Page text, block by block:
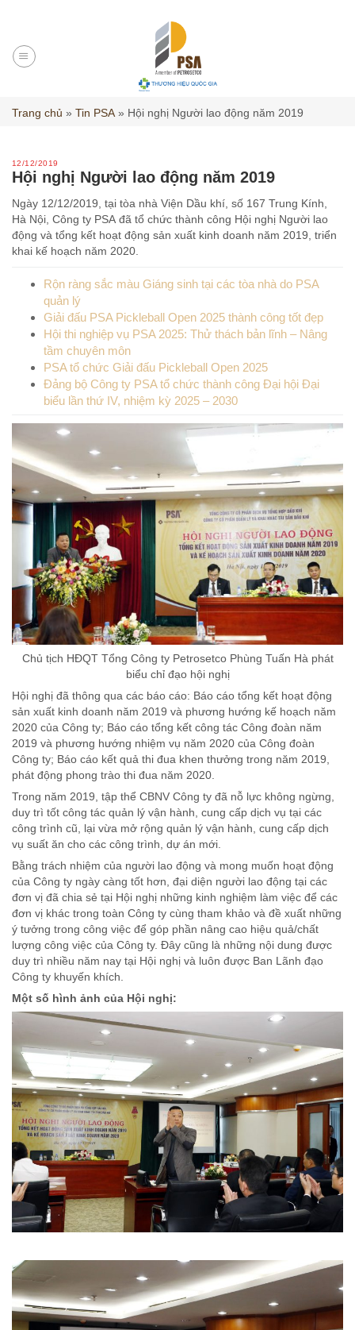
content
Trang chủ » Tin PSA » Hội nghị Người lao động năm 2019
12/12/2019
Hội nghị Người lao động năm 2019
Ngày 12/12/2019, tại tòa nhà Viện Dầu khí, số 167 Trung Kính,
Hà Nội, Công ty PSA đã tổ chức thành công Hội nghị Người lao
động và tổng kết hoạt động sản xuất kinh doanh năm 2019, triển
khai kế hoạch năm 2020.
Rộn ràng sắc màu Giáng sinh tại các tòa nhà do PSA
quản lý
Giải đấu PSA Pickleball Open 2025 thành công tốt đẹp
Hội thi nghiệp vụ PSA 2025: Thử thách bản lĩnh – Nâng
tầm chuyên môn
PSA tổ chức Giải đấu Pickleball Open 2025
Đảng bộ Công ty PSA tổ chức thành công Đại hội Đại
biểu lần thứ IV, nhiệm kỳ 2025 – 2030
Chủ tịch HĐQT Tổng Công ty Petrosetco Phùng Tuấn Hà phát
biểu chỉ đạo hội nghị
Hội nghị đã thông qua các báo cáo: Báo cáo tổng kết hoạt động
sản xuất kinh doanh năm 2019 và phương hướng kế hoạch năm
2020 của Công ty; Báo cáo tổng kết công tác Công đoàn năm
2019 và phương hướng nhiệm vụ năm 2020 của Công đoàn
Công ty; Báo cáo kết quả thi đua khen thưởng trong năm 2019,
phát động phong trào thi đua năm 2020.
Trong năm 2019, tập thể CBNV Công ty đã nỗ lực không ngừng,
duy trì tốt công tác quản lý vận hành, cung cấp dịch vụ tại các
công trình cũ, lại vừa mở rộng quản lý vận hành, cung cấp dịch
vụ suất ăn cho các công trình, dự án mới.
Bằng trách nhiệm của người lao động và mong muốn hoạt động
của Công ty ngày càng tốt hơn, đại diện người lao động tại các
đơn vị đã chia sẻ tại Hội nghị những kinh nghiệm làm việc để các
đơn vị khác trong toàn Công ty cùng tham khảo và đề xuất những
ý tưởng trong công việc để góp phần nâng cao hiệu quả/chất
lượng công việc của Công ty. Đây cũng là những nội dung được
duy trì nhiều năm nay tại Hội nghị và luôn được Ban Lãnh đạo
Công ty khuyến khích.
Một số hình ảnh của Hội nghị: